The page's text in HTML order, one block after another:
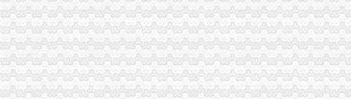
经开园局采取“三走进”一般纳税人认定标准方式扎实开展“3.15”活动
奉节局“3.15”一般纳税人怎么交税纪念活动体现三个新
荣昌县3.15活动呈现四大点
合川局一般纳税人公司注册形式多样开展3.15主题宣活动
市局12315指挥中心“3.15”代办一般纳税人期间申诉举报受理况